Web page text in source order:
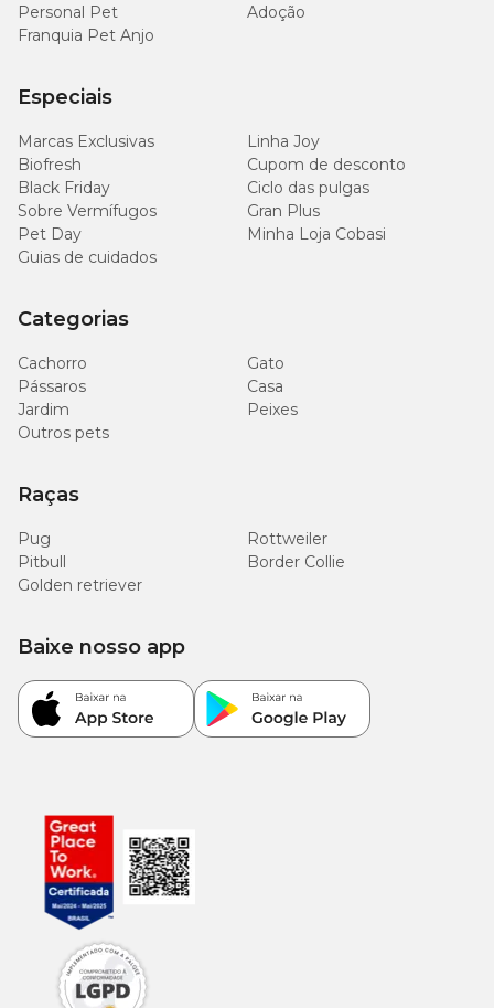
Personal Pet
Adoção
Franquia Pet Anjo
Especiais
Marcas Exclusivas
Linha Joy
Biofresh
Cupom de desconto
Black Friday
Ciclo das pulgas
Sobre Vermífugos
Gran Plus
Pet Day
Minha Loja Cobasi
Guias de cuidados
Categorias
Cachorro
Gato
Pássaros
Casa
Jardim
Peixes
Outros pets
Raças
Pug
Rottweiler
Pitbull
Border Collie
Golden retriever
Baixe nosso app